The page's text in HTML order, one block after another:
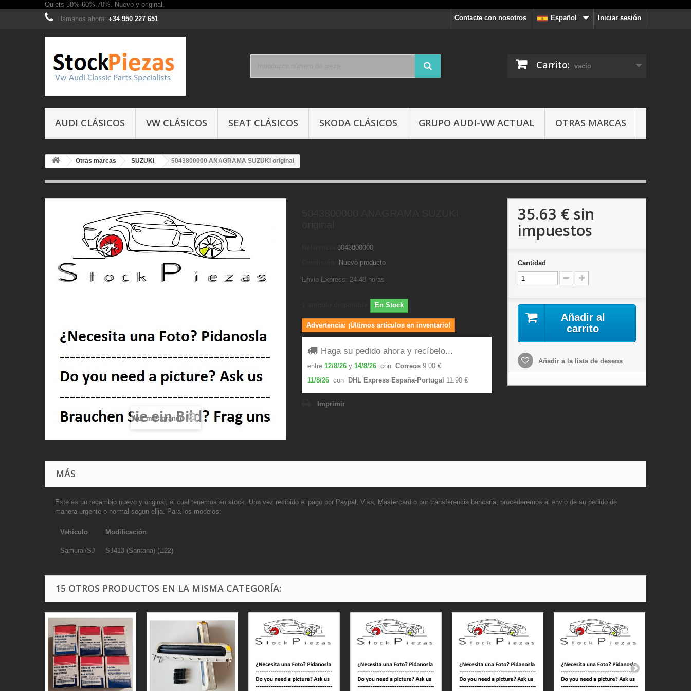
Oulets 50%-60%-70%. Nuevo y original.
Iniciar sesión
Español
Contacte con nosotros
Llámanos ahora: +34 950 227 651
Carrito: vacío
AUDI CLÁSICOS VW CLÁSICOS SEAT CLÁSICOS SKODA CLÁSICOS GRUPO AUDI-VW ACTUAL OTRAS MARCAS
Otras marcas SUZUKI 5043800000 ANAGRAMA SUZUKI original
Ver más grande
5043800000
Nuevo producto
Envio Express: 24-48 horas
En Stock
Advertencia: ¡Últimos artículos en inventario!
Haga su pedido ahora y recíbelo...
entre 12/8/26 y 14/8/26 con Correos 9.00 €
11/8/26 con DHL Express España-Portugal 11.90 €
Imprimir
35.63 € sin
impuestos
Cantidad
Añadir al
carrito
Añadir a la lista de deseos
MÁS
Este es un recambio nuevo y original, el cual tenemos en stock. Una vez recibido el pago por Paypal, Visa, Mastercard o por transferencia bancaria, procederemos al envio de su pedido de
manera urgente o normal segun elija. Para los modelos:
Vehículo Моdificación
Samurai/SJ SJ413 (Santana) (E22)
15 OTROS PRODUCTOS EN LA MISMA CATEGORÍA: